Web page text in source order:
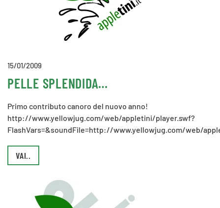
15/01/2009
PELLE SPLENDIDA…
Primo contributo canoro del nuovo anno!
http://www.yellowjug.com/web/appletini/player.swf?
FlashVars=&soundFile=http://www.yellowjug.com/web/
VAI..